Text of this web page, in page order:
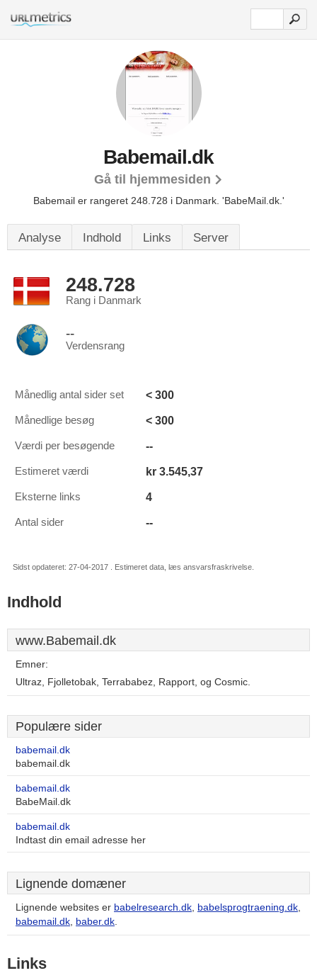
Babemail.dk
Gå til hjemmesiden
Babemail er rangeret 248.728 i Danmark. 'BabeMail.dk.'
Analyse Indhold Links Server
248.728
Rang i Danmark
--
Verdensrang
Månedlig antal sider set < 300
Månedlige besøg < 300
Værdi per besøgende --
Estimeret værdi kr 3.545,37
Eksterne links 4
Antal sider --
Sidst opdateret: 27-04-2017 . Estimeret data, læs ansvarsfraskrivelse.
Indhold
www.Babemail.dk
Emner:
Ultraz, Fjolletobak, Terrababez, Rapport, og Cosmic.
Populære sider
babemail.dk
babemail.dk
babemail.dk
BabeMail.dk
babemail.dk
Indtast din email adresse her
Lignende domæner
Lignende websites er babelresearch.dk, babelsprogtraening.dk,
babemail.dk, baber.dk.
Links